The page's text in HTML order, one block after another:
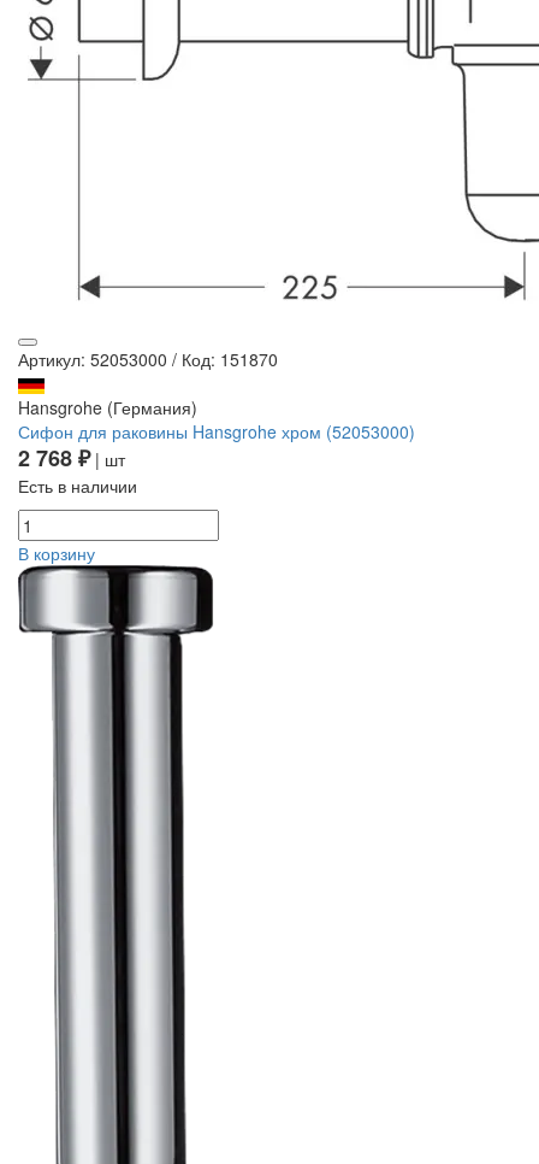
Артикул: 52053000 / Код: 151870
Hansgrohe (Германия)
Сифон для раковины Hansgrohe хром (52053000)
2 768 ₽| шт
Есть в наличии
В корзину